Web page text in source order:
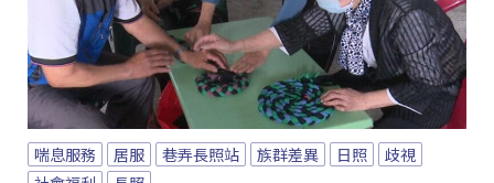
喘息服務 居服 巷弄長照站 族群差異 日照
歧視